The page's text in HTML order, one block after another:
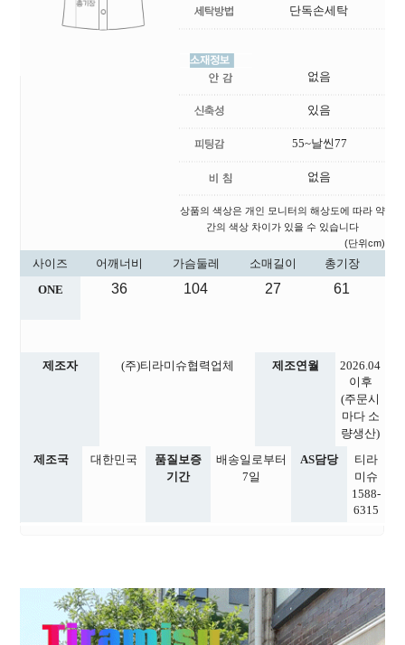
단독손세탁
없음
있음
55~날씬77
없음
상품의 색상은 개인 모니터의 해상도에 따라 약
간의 색상 차이가 있을 수 있습니다
(단위cm)
사이즈 어깨너비 가슴둘레 소매길이
총기장
ONE
36 104 27 61
제조자 (주)티라미슈협력업체 제조연월
2026.04
이후
(주문시
마다 소
량생산)
제조국
대한민국
품질보증
기간
배송일로부터
7일
AS담당
티라
미슈
1588-
6315